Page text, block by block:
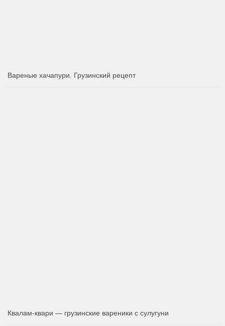
Вареные хачапури. Грузинский рецепт
Квалам-квари — грузинские вареники с сулугуни